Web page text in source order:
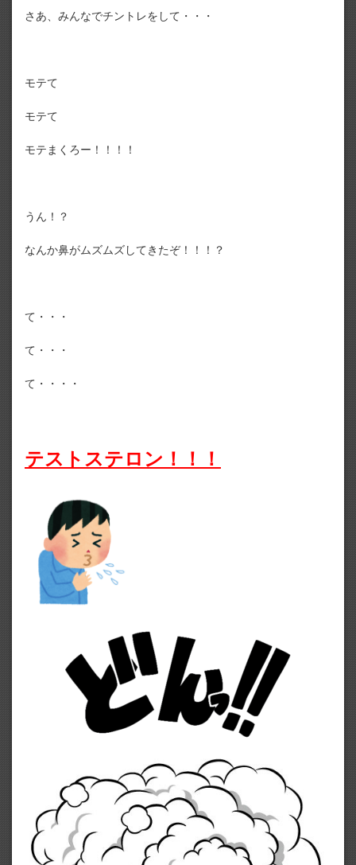
さあ、みんなでチントレをして・・・
モテて
モテて
モテまくろー！！！！
うん！？
なんか鼻がムズムズしてきたぞ！！！？
て・・・
て・・・
て・・・・
テストステロン！！！